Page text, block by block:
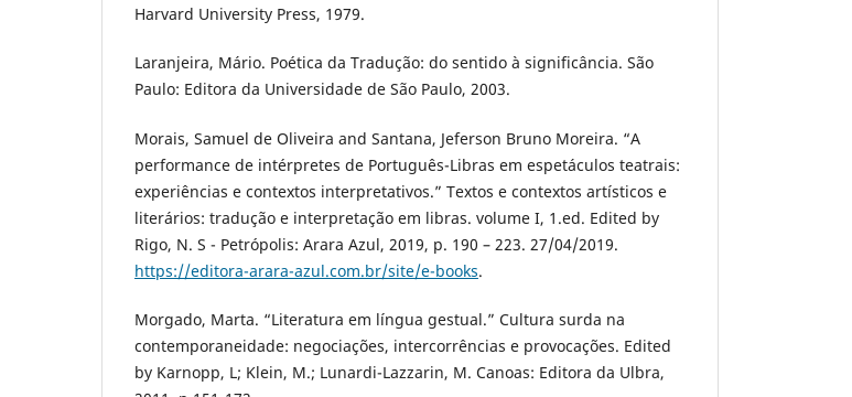
Harvard University Press, 1979.
Laranjeira, Mário. Poética da Tradução: do sentido à significância. São
Paulo: Editora da Universidade de São Paulo, 2003.
Morais, Samuel de Oliveira and Santana, Jeferson Bruno Moreira. “A
performance de intérpretes de Português-Libras em espetáculos teatrais:
experiências e contextos interpretativos.” Textos e contextos artísticos e
literários: tradução e interpretação em libras. volume I, 1.ed. Edited by
Rigo, N. S - Petrópolis: Arara Azul, 2019, p. 190 – 223. 27/04/2019.
https://editora-arara-azul.com.br/site/e-books.
Morgado, Marta. “Literatura em língua gestual.” Cultura surda na
contemporaneidade: negociações, intercorrências e provocações. Edited
by Karnopp, L; Klein, M.; Lunardi-Lazzarin, M. Canoas: Editora da Ulbra,